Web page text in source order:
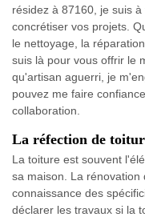
résidez à 87160, je suis
concrétiser vos projets.
le nettoyage, la
suis là pour vous offrir le
qu'artisan aguerri, je
pouvez me faire
collaboration.
La réfection de
La toiture est souvent
sa maison. La rénovation
connaissance des
déclarer les travaux si la